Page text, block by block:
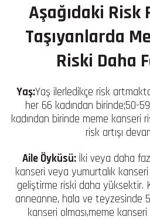
Aşağıdaki
Taşıyanlarda
Riski Daha
Yaş:Yaş ilerledikçe risk
her 66 kadından birinde;50-
kadından birinde meme kanseri
risk artışı
Aile Öyküsü: İki veya daha
kanseri veya yumurtalık
geliştirme riski daha yüksektir.
anneanne, hala ve teyzesinde
kanseri olması,meme